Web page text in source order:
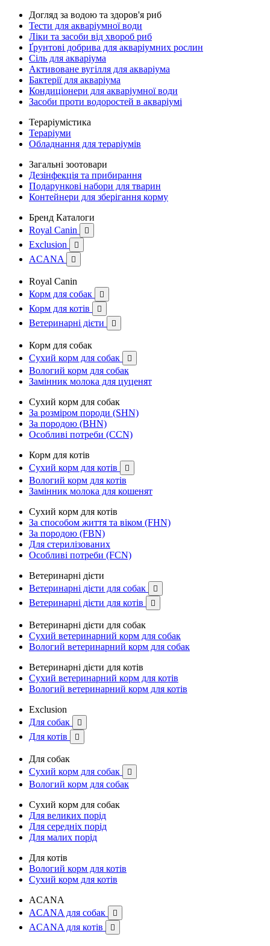
Догляд за водою та здоров'я риб
Тести для акваріумної води
Ліки та засоби від хвороб риб
Ґрунтові добрива для акваріумних рослин
Сіль для акваріума
Активоване вугілля для акваріума
Бактерії для акваріума
Кондиціонери для акваріумної води
Засоби проти водоростей в акваріумі
Тераріумістика
Тераріуми
Обладнання для тераріумів
Загальні зоотовари
Дезінфекція та прибирання
Подарункові набори для тварин
Контейнери для зберігання корму
Бренд Каталоги
Royal Canin

Exclusion 
ACANA 
Royal Canin
Корм для собак

Корм для котів 
Ветеринарні дієти 
Корм для собак
Сухий корм для собак

Вологий корм для собак
Замінник молока для цуценят
Сухий корм для собак
За розміром породи (SHN)
За породою (BHN)
Особливі потреби (CCN)
Корм для котів
Сухий корм для котів

Вологий корм для котів
Замінник молока для кошенят
Сухий корм для котів
За способом життя та віком (FHN)
За породою (FBN)
Для стерилізованих
Особливі потреби (FCN)
Ветеринарні дієти
Ветеринарні дієти для собак

Ветеринарні дієти для котів 
Ветеринарні дієти для собак
Сухий ветеринарний корм для собак
Вологий ветеринарний корм для собак
Ветеринарні дієти для котів
Сухий ветеринарний корм для котів
Вологий ветеринарний корм для котів
Exclusion
Для собак

Для котів 
Для собак
Сухий корм для собак

Вологий корм для собак
Сухий корм для собак
Для великих порід
Для середніх порід
Для малих порід
Для котів
Вологий корм для котів
Сухий корм для котів
ACANA
ACANA для собак

ACANA для котів 